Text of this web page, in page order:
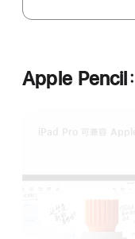
Apple Pencil：